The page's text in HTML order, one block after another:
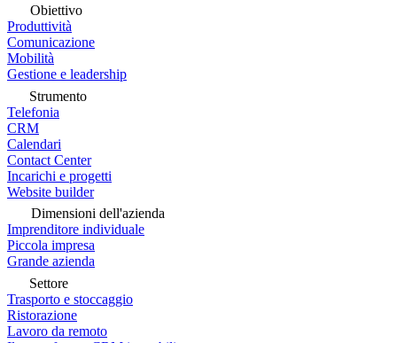
Obiettivo
Produttività
Comunicazione
Mobilità
Gestione e leadership
Strumento
Telefonia
CRM
Calendari
Contact Center
Incarichi e progetti
Website builder
Dimensioni dell'azienda
Imprenditore individuale
Piccola impresa
Grande azienda
Settore
Trasporto e stoccaggio
Ristorazione
Lavoro da remoto